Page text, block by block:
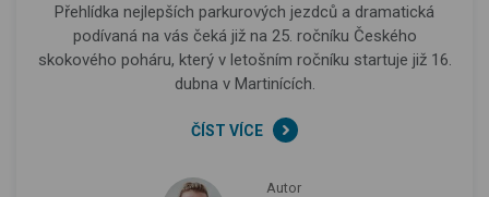
Přehlídka nejlepších parkurových jezdců a dramatická
podívaná na vás čeká již na 25. ročníku Českého
skokového poháru, který v letošním ročníku startuje již 16.
dubna v Martinících.
ČÍST VÍCE
Autor